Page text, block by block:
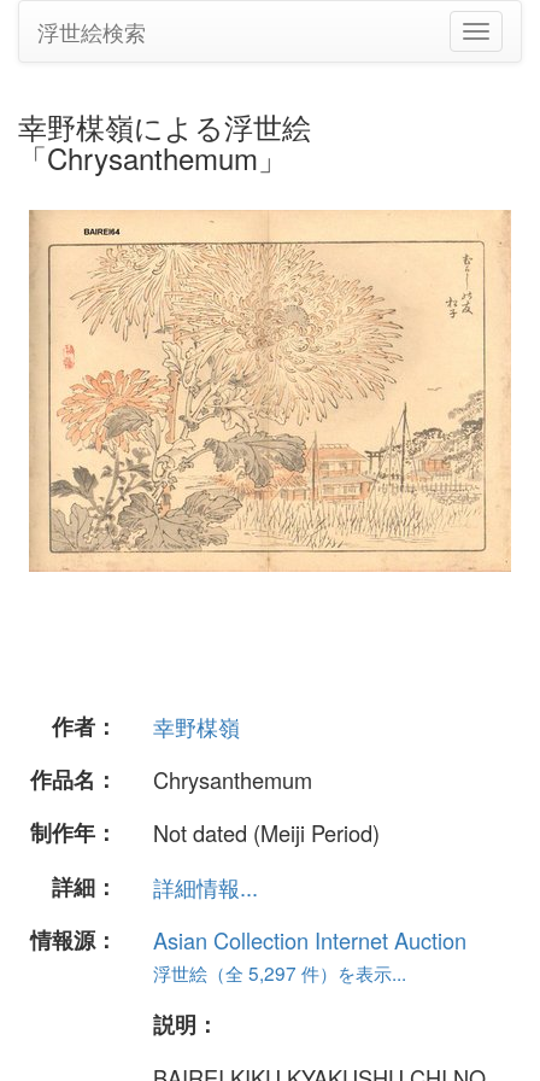
ナ
ビ
り
え
浮世絵検索
幸野楳嶺による浮世絵
「Chrysanthemum」
作者：
幸野楳嶺
作品名：
Chrysanthemum
制作年：
Not dated (Meiji Period)
詳細：
詳細情報...
情報源：
Asian Collection Internet Auction
浮世絵（全 5,297 件）を表示...
説明：